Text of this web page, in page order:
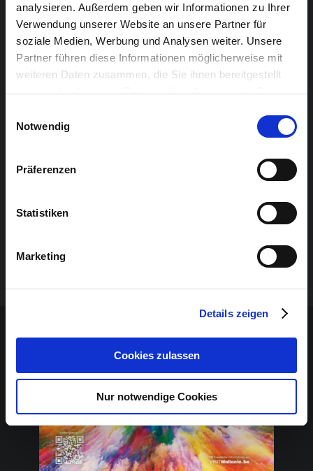
analysieren. Außerdem geben wir Informationen zu Ihrer
Verwendung unserer Website an unsere Partner für
soziale Medien, Werbung und Analysen weiter. Unsere
Partner führen diese Informationen möglicherweise mit
weiteren Daten zusammen, die Sie ihnen bereitgestellt
haben oder die sie im Rahmen Ihrer Nutzung der Dienste
Notwendig
Präferenzen
Statistiken
Marketing
Details zeigen
Cookies zulassen
Nur notwendige Cookies
Schauspielstück umgesetzt. Die Aufführungen in der
ehemaligen Tuchfabrik Aachen waren ein großer Erfolg.
Auf Initiative der euregionalen Arbeitsgruppe Wollroute
und der Stadt Eupen wird diese Inszenierung nun auch
Hochschule, die dieses Projekt in ihre aktuelle
aufgenommen hat.
Unterstützt wird diese Initiative durch den Kulturdienst
der Provinz Lüttich und durch die Stadt Aachen.